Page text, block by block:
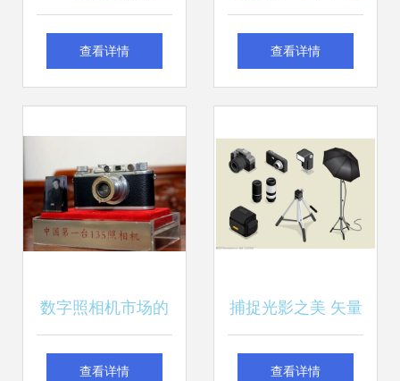
手相机 佳能5d2 佳
机 二手摄影器材
查看详情
康与佳能争霸史揭
查看详情
数字照相机市场的
国产渴望 圆梦之路
查看详情
捕捉光影之美 矢量
摄影器材素材集锦
查看详情